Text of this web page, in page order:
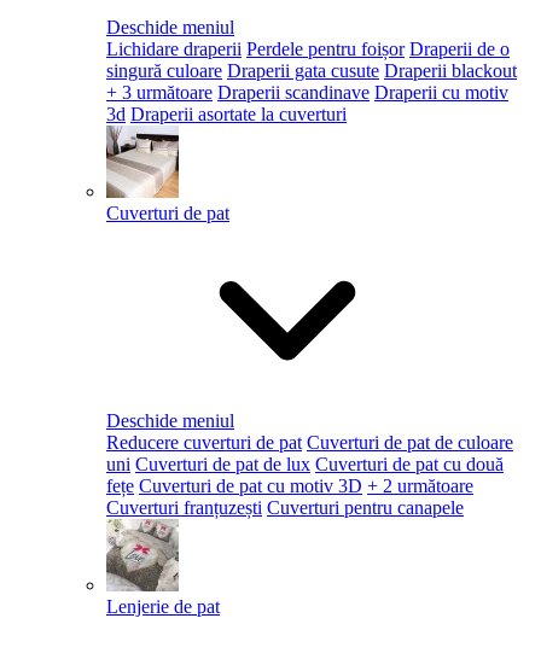
Deschide meniul
Lichidare draperii Perdele pentru foișor Draperii de o
singură culoare Draperii gata cusute Draperii blackout
+ 3 următoare Draperii scandinave Draperii cu motiv
3d Draperii asortate la cuverturi
Cuverturi de pat
Deschide meniul
Reducere cuverturi de pat Cuverturi de pat de culoare
uni Cuverturi de pat de lux Cuverturi de pat cu două
fețe Cuverturi de pat cu motiv 3D + 2 următoare
Cuverturi franțuzești Cuverturi pentru canapele
Lenjerie de pat